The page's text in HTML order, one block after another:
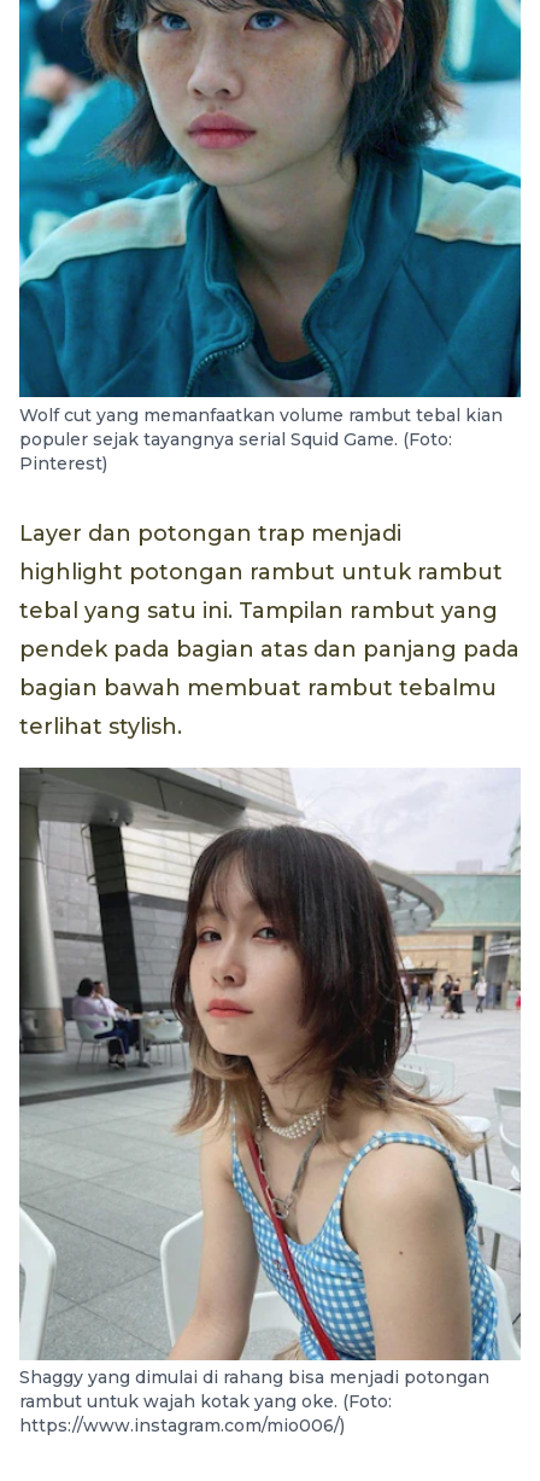
Wolf cut yang memanfaatkan volume rambut tebal kian
populer sejak tayangnya serial Squid Game. (Foto:
Pinterest)
Layer dan potongan trap menjadi
highlight potongan rambut untuk rambut
tebal yang satu ini. Tampilan rambut yang
pendek pada bagian atas dan panjang pada
bagian bawah membuat rambut tebalmu
terlihat stylish.
Shaggy yang dimulai di rahang bisa menjadi potongan
rambut untuk wajah kotak yang oke. (Foto:
https://www.instagram.com/mio006/)